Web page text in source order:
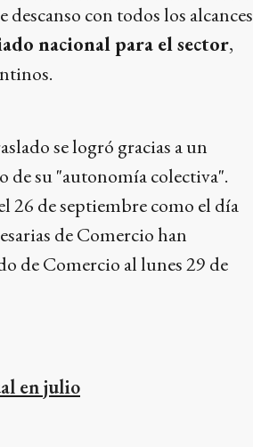
con todos los alcances
nacional para el sector,
se logró gracias a un
de su "autonomía colectiva".
26 de septiembre como el día
de Comercio han
de Comercio al lunes 29 de
en julio